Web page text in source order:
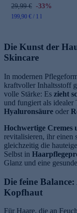
29,99 € -33%
199,90 € / 1 l
Die Kunst der
Skincare
In modernen
kraftvoller Inhaltsstoff
volle Stärke: Es zieht
und fungiert als
Hyaluronsäure oder
Hochwertige Cremes
revitalisieren, ihr einen
gleichzeitig die
Selbst in
Glanz und eine
Die feine
Kopfhaut
Für Haare, die an